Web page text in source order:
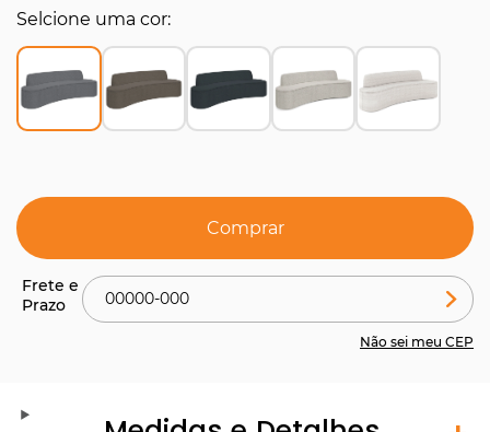
Selcione uma cor
Comprar
Não sei meu CEP